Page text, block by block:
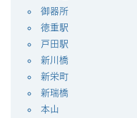
御器所
徳重駅
戸田駅
新川橋
新栄町
新瑞橋
本山